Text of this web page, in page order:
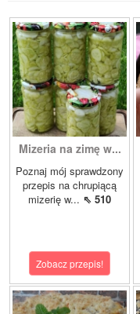
Mizeria na zimę w...
Poznaj mój sprawdzony
przepis na chrupiącą
mizerię w... ⇖ 510
Zobacz przepis!